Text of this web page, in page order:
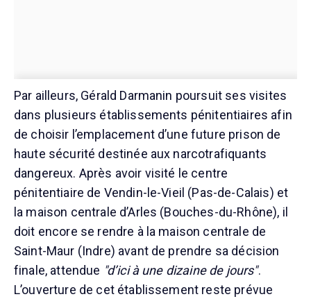
Par ailleurs, Gérald Darmanin poursuit ses visites
dans plusieurs établissements pénitentiaires afin
de choisir l’emplacement d’une future prison de
haute sécurité destinée aux narcotrafiquants
dangereux. Après avoir visité le centre
pénitentiaire de Vendin-le-Vieil (Pas-de-Calais) et
la maison centrale d’Arles (Bouches-du-Rhône), il
doit encore se rendre à la maison centrale de
Saint-Maur (Indre) avant de prendre sa décision
finale, attendue "d’ici à une dizaine de jours".
L’ouverture de cet établissement reste prévue